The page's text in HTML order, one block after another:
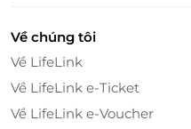
Về chúng tôi
Về LifeLink
Về LifeLink e-Ticket
Về LifeLink e-Voucher